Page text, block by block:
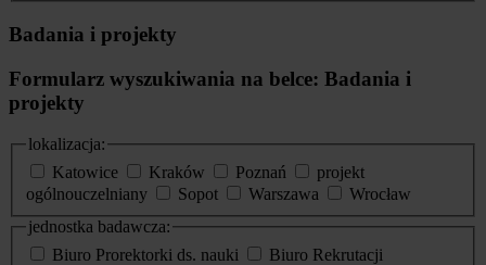
Badania i projekty
Formularz wyszukiwania na belce: Badania i
projekty
lokalizacja:
Katowice
Kraków Poznań
projekt
ogólnouczelniany
Sopot Warszawa
Wrocław
jednostka badawcza:
Biuro Prorektorki ds. nauki
Biuro Rekrutacji